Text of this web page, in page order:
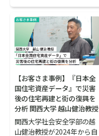
【お客さま事例】『日本全
国住宅資産データ』で災害
後の住宅再建と街の復興を
分析 関西大学 越山健治教授
関西大学社会安全学部の越
山健治教授が2024年から自